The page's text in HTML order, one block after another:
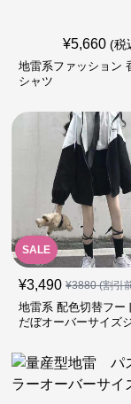
¥5,660 (税
地雷系ファッション
シャツ
SALE
¥3,490 ¥3880(割引
地雷系 配色切替フー
だぼオーバーサイズ